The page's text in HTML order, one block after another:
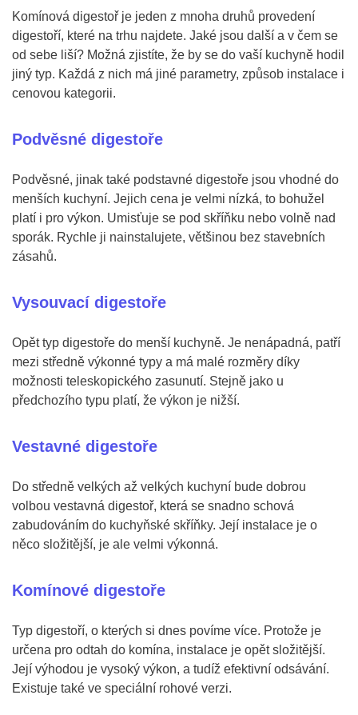
Komínová digestoř je jeden z mnoha druhů provedení
digestoří, které na trhu najdete. Jaké jsou další a v čem se
od sebe liší? Možná zjistíte, že by se do vaší kuchyně hodil
jiný typ. Každá z nich má jiné parametry, způsob instalace i
cenovou kategorii.
Podvěsné digestoře
Podvěsné, jinak také podstavné digestoře jsou vhodné do
menších kuchyní. Jejich cena je velmi nízká, to bohužel
platí i pro výkon. Umisťuje se pod skříňku nebo volně nad
sporák. Rychle ji nainstalujete, většinou bez stavebních
zásahů.
Vysouvací digestoře
Opět typ digestoře do menší kuchyně. Je nenápadná, patří
mezi středně výkonné typy a má malé rozměry díky
možnosti teleskopického zasunutí. Stejně jako u
předchozího typu platí, že výkon je nižší.
Vestavné digestoře
Do středně velkých až velkých kuchyní bude dobrou
volbou vestavná digestoř, která se snadno schová
zabudováním do kuchyňské skříňky. Její instalace je o
něco složitější, je ale velmi výkonná.
Komínové digestoře
Typ digestoří, o kterých si dnes povíme více. Protože je
určena pro odtah do komína, instalace je opět složitější.
Její výhodou je vysoký výkon, a tudíž efektivní odsávání.
Existuje také ve speciální rohové verzi.